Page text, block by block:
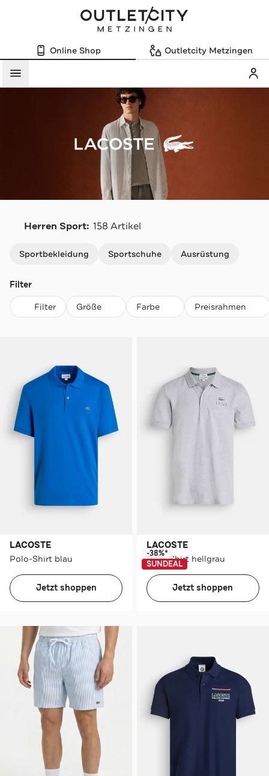
Online Shop Outletcity Metzingen
Menü
Herren Sport: 158 Artikel
Sportbekleidung Sportschuhe Ausrüstung
Filter
Filter Größe Farbe Preisrahmen
LACOSTE
Polo-Shirt blau
Jetzt shoppen
LACOSTE
Polo-Shirt hellgrau
-38%*
SUNDEAL
Jetzt shoppen